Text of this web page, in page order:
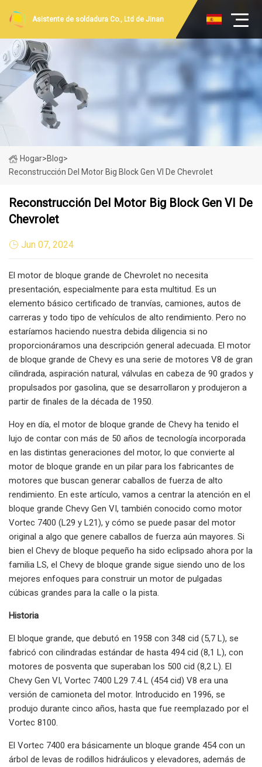
Asistente de soldadura Co., Ltd de Jinan
Hogar>Blog>
Reconstrucción Del Motor Big Block Gen VI De Chevrolet
Reconstrucción Del Motor Big Block Gen VI De
Chevrolet
Jun 07, 2024
El motor de bloque grande de Chevrolet no necesita
presentación, especialmente para esta multitud. Es un
elemento básico certificado de tranvías, camiones, autos de
carreras y todo tipo de vehículos de alto rendimiento. Pero no
estaríamos haciendo nuestra debida diligencia si no
proporcionáramos una descripción general adecuada. El motor
de bloque grande de Chevy es una serie de motores V8 de gran
cilindrada, aspiración natural, válvulas en cabeza de 90 grados y
propulsados ​​por gasolina, que se desarrollaron y produjeron a
partir de finales de la década de 1950.
Hoy en día, el motor de bloque grande de Chevy ha tenido el
lujo de contar con más de 50 años de tecnología incorporada
en las distintas generaciones del motor, lo que convierte al
motor de bloque grande en un pilar para los fabricantes de
motores que buscan generar caballos de fuerza de alto
rendimiento. En este artículo, vamos a centrar la atención en el
bloque grande Chevy Gen VI, también conocido como motor
Vortec 7400 (L29 y L21), y cómo se puede pasar del motor
original a algo que genere caballos de fuerza aún mayores. Si
bien el Chevy de bloque pequeño ha sido eclipsado ahora por la
familia LS, el Chevy de bloque grande sigue siendo uno de los
mejores enfoques para construir un motor de pulgadas
cúbicas grandes para la calle o la pista.
Historia
El bloque grande, que debutó en 1958 con 348 cid (5,7 L), se
fabricó con cilindradas estándar de hasta 494 cid (8,1 L), con
motores de posventa que superaban los 500 cid (8,2 L). El
Chevy Gen VI, Vortec 7400 L29 7.4 L (454 cid) V8 era una
versión de camioneta del motor. Introducido en 1996, se
produjo durante cinco años, hasta que fue reemplazado por el
Vortec 8100.
El Vortec 7400 era básicamente un bloque grande 454 con un
árbol de levas de rodillos hidráulicos y elevadores, además de